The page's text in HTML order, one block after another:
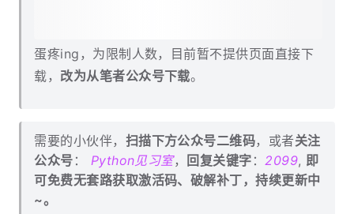
蛋疼ing，为限制人数，目前暂不提供页面直接下
载， 改为从笔者公众号下载。
需要的小伙伴， 扫描下方公众号二维码，或者关注
公众号 ： Python见习室， 回复关键字 ：2099, 即
可免费无套路获取激活码、破解补丁，持续更新中
~。